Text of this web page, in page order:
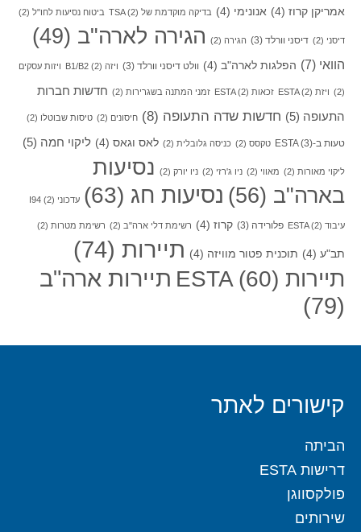
אמריקן קרוז (4) אנונימי (4) בדיקה מוקדמת של TSA (2) ביטוח נסיעות לחו"ל (2)
דיסני (2) דיסני וורלד (3) הגירה (2) הגירה לארה"ב (49)
הוואי (7) הפלגות לארה"ב (4) וולט דיסני וורלד (3) ויזה B1/B2 (2) ויזות עסקים
(2) ויזת ESTA (2) זכאות ESTA (2) זמני המתנה בשגרירות (2)
חדשות חברות
התעופה (5) חדשות שדה התעופה (8) חיסונים (2) טיסות שבוטלו (2)
טעות ב-ESTA(3) טקסס (2) כניסה גלובלית (2) לאס וגאס (4) ליקוי חמה (5)
ליקוי מאורות (2) מאווי (2) ניו ג'רזי (2) ניו יורק (2)
נסיעות
בארה"ב (56) נסיעות חג (63) עדכוני I94 (2)
עיבוד ESTA (2) פלורידה (3) קרוז (4) רשימת דלי ארה"ב (2) רשימת מטרות (2)
תב"ע (4) תוכנית פטור מוויזה (4) תיירות (74)
תיירות ESTA (60)
תיירות ארה"ב
(79)
קישורים לאתר
הביתה
דרישות ESTA
פולקסווגן
שירותים